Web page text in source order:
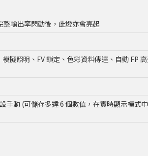
輸出率閃動後，此燈亦會亮起
照明、FV 鎖定、色彩資料傳達、自動 FP
動 (可儲存多達 6 個數值，在實時顯示模式